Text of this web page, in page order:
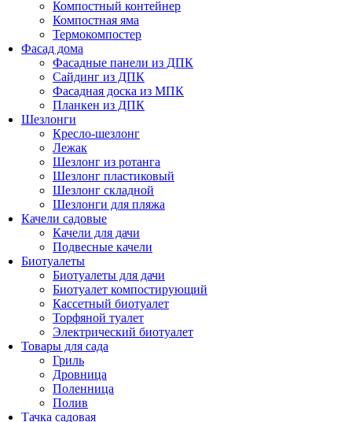
Компостный контейнер
Компостная яма
Термокомпостер
Фасад дома
Фасадные панели из ДПК
Сайдинг из ДПК
Фасадная доска из МПК
Планкен из ДПК
Шезлонги
Кресло-шезлонг
Лежак
Шезлонг из ротанга
Шезлонг пластиковый
Шезлонг складной
Шезлонги для пляжа
Качели садовые
Качели для дачи
Подвесные качели
Биотуалеты
Биотуалеты для дачи
Биотуалет компостирующий
Кассетный биотуалет
Торфяной туалет
Электрический биотуалет
Товары для сада
Гриль
Дровница
Поленница
Полив
Тачка садовая